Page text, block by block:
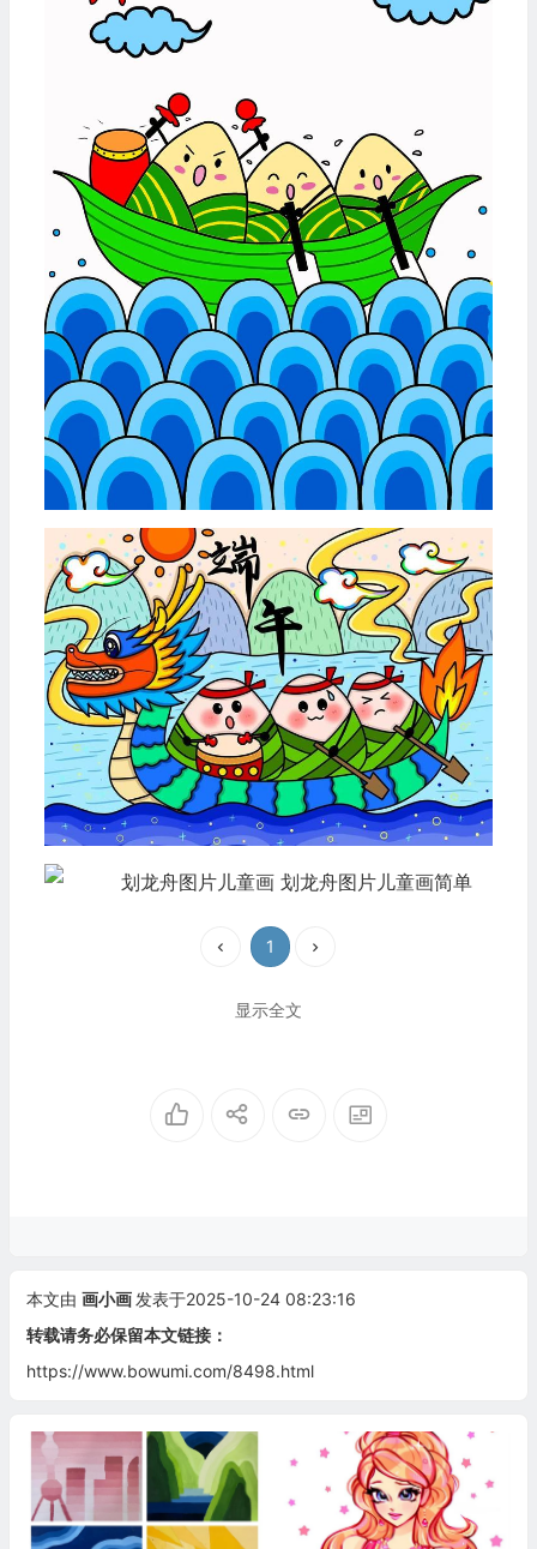
1
显示全文
本文由 画小画 发表于2025-10-24 08:23:16
转载请务必保留本文链接：
https://www.bowumi.com/8498.html